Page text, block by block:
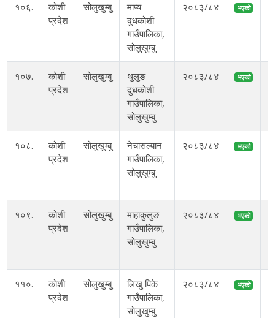
१०६.
कोशी
प्रदेश
सोलुखुम्बु
माप्य
दुधकोशी
गाउँपालिका,
सोलुखुम्बु
२०८३/८४ भएको
१०७.
कोशी
प्रदेश
सोलुखुम्बु
थुलुङ
दुधकोशी
गाउँपालिका,
सोलुखुम्बु
२०८३/८४ भएको
१०८.
कोशी
प्रदेश
सोलुखुम्बु
नेचासल्यान
गाउँपालिका,
सोलुखुम्बु
२०८३/८४ भएको
१०९.
कोशी
प्रदेश
सोलुखुम्बु
माहाकुलुङ
गाउँपालिका,
सोलुखुम्बु
२०८३/८४ भएको
११०.
कोशी
प्रदेश
सोलुखुम्बु
लिखु पिके
गाउँपालिका,
सोलुखुम्बु
२०८३/८४ भएको